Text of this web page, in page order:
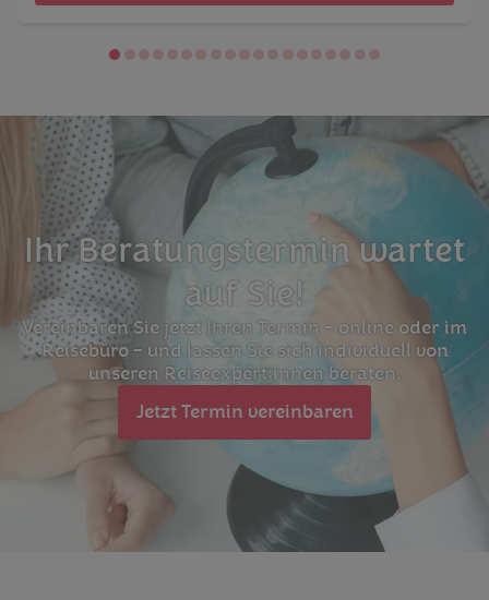
Ihr Beratungstermin wartet
auf Sie!
Vereinbaren Sie jetzt Ihren Termin – online oder im
Reisebüro – und lassen Sie sich individuell von
unseren Reiseexpert:innen beraten.
Jetzt Termin vereinbaren